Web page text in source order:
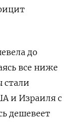
​до
все ниже
стали
и Израиля с
дешевеет